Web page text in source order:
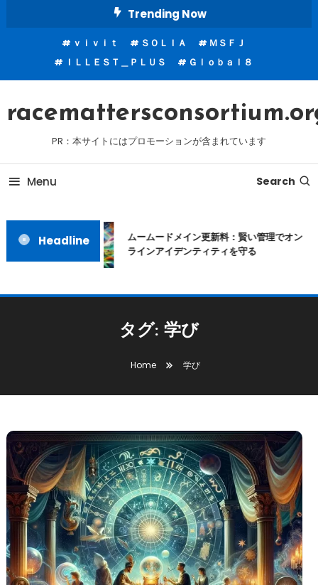
Trending Now
ｖｉｖｉｔ ＳＯＬＩＡ
ＭＳＦＪ
ＩＬＬＥＳＴ＿ＰＬＵＳ
Ｇｌｏｂａｌ８
PR：本サイトにはプロモーションが含まれています
Menu Search
Headline
ムームードメイン更新料：賢い管理でオン
ラインアイデンティティを守る
タグ: 学び
Home 学び